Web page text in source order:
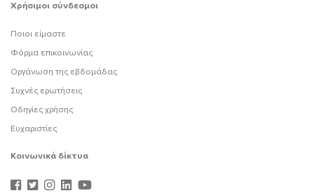
Χρήσιμοι σύνδεσμοι
Ποιοι είμαστε
Φόρμα επικοινωνίας
Οργάνωση της εβδομάδας
Συχνές ερωτήσεις
Οδηγίες χρήσης
Ευχαριστίες
Κοινωνικά δίκτυα